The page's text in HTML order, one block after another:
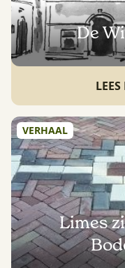
De
VERHAAL
Limes